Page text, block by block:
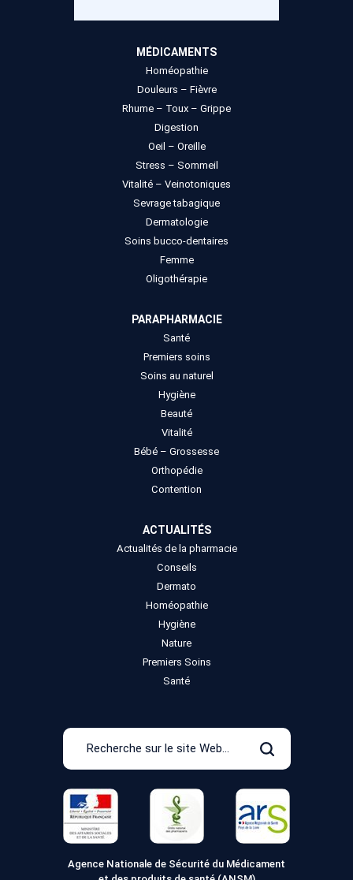
MÉDICAMENTS
Homéopathie
Douleurs – Fièvre
Rhume – Toux – Grippe
Digestion
Oeil – Oreille
Stress – Sommeil
Vitalité – Veinotoniques
Sevrage tabagique
Dermatologie
Soins bucco-dentaires
Femme
Oligothérapie
PARAPHARMACIE
Santé
Premiers soins
Soins au naturel
Hygiène
Beauté
Vitalité
Bébé – Grossesse
Orthopédie
Contention
ACTUALITÉS
Actualités de la pharmacie
Conseils
Dermato
Homéopathie
Hygiène
Nature
Premiers Soins
Santé
Recherche
le
site
Web
Rechercher
Agence Nationale de Sécurité du Médicament